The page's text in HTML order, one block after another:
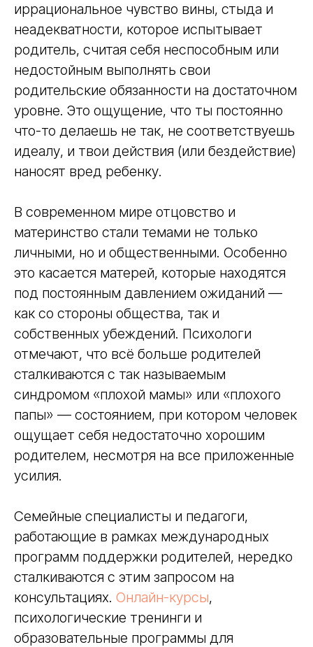
иррациональное чувство вины, стыда и
неадекватности, которое испытывает
родитель, считая себя неспособным или
недостойным выполнять свои
родительские обязанности на достаточном
уровне. Это ощущение, что ты постоянно
что-то делаешь не так, не соответствуешь
идеалу, и твои действия (или бездействие)
наносят вред ребенку.
В современном мире отцовство и
материнство стали темами не только
личными, но и общественными. Особенно
это касается матерей, которые находятся
под постоянным давлением ожиданий —
как со стороны общества, так и
собственных убеждений. Психологи
отмечают, что всё больше родителей
сталкиваются с так называемым
синдромом «плохой мамы» или «плохого
папы» — состоянием, при котором человек
ощущает себя недостаточно хорошим
родителем, несмотря на все приложенные
усилия.
Семейные специалисты и педагоги,
работающие в рамках международных
программ поддержки родителей, нередко
сталкиваются с этим запросом на
консультациях. Онлайн-курсы,
психологические тренинги и
образовательные программы для
Практический онлайн-курс
РАБОТА С РОДИТЕЛЯМИ:
СТРАТЕГИИ КОУЧИНГА В
РАННЕМУ ДЕТСКОМУ
РАЗВИТИЮ
Зарегистрируйтесь на курс и внедрите в
практику методику включения семьи в
обучение и развитие своего малыша!
Подробнее